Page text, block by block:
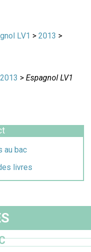
LV1 > 2013 >
2013 > Espagnol LV1
au bac
livres